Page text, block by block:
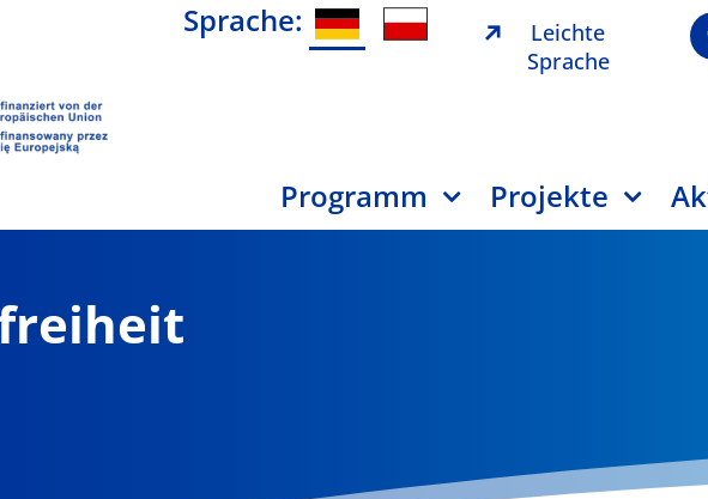
Sprache:
Leichte
Sprache
Programm Projekte